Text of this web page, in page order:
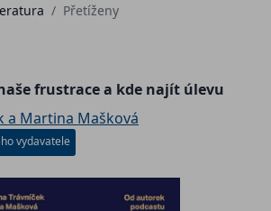
/ Přetíženy
frustrace a kde najít úlevu
a Martina Mašková
vydavatele